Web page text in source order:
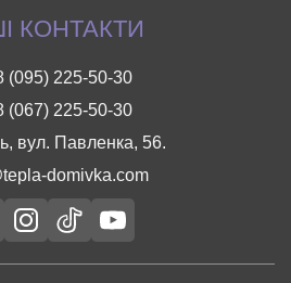
КОНТАКТИ
(095) 225-50-30
(067) 225-50-30
вул. Павленка, 56.
domivka.com